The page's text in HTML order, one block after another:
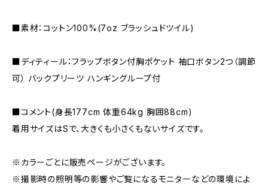
■素材：コットン100%(7oz ブラッシュドツイル)
■ディティール：フラップボタン付胸ポケット 袖口ボタン2つ（調節
可） バックプリーツ ハンギングループ付
■コメント(身長177cm 体重64kg 胸囲88cm)
着用サイズはSで、大きくも小さくもないサイズです。
※カラーごとに販売ページがございます。
※撮影時の照明等の影響やご覧になるモニターなどの環境によ